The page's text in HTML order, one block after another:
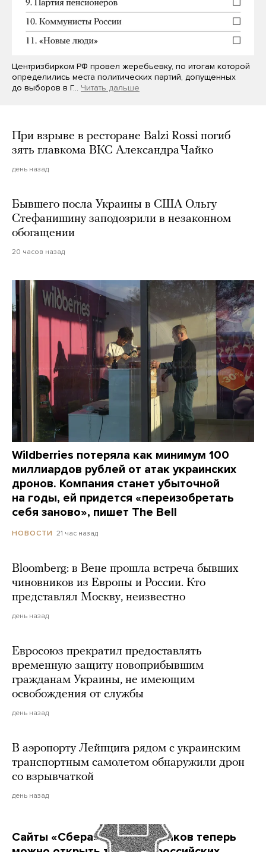
Центризбирком РФ провел жеребьевку, по итогам которой
определились места политических партий, допущенных
до выборов в Г… Читать дальше
При взрыве в ресторане Balzi Rossi погиб
зять главкома ВКС Александра Чайко
день назад
Бывшего посла Украины в США Ольгу
Стефанишину заподозрили в незаконном
обогащении
20 часов назад
Wildberries потеряла как минимум 100
миллиардов рублей от атак украинских
дронов. Компания станет убыточной
на годы, ей придется «переизобретать
себя заново», пишет The Bell
НОВОСТИ 21 час назад
Bloomberg: в Вене прошла встреча бывших
чиновников из Европы и России. Кто
представлял Москву, неизвестно
день назад
Евросоюз прекратил предоставлять
временную защиту новоприбывшим
гражданам Украины, не имеющим
освобождения от службы
день назад
В аэропорту Лейпцига рядом с украинским
транспортным самолетом обнаружили дрон
со взрывчаткой
день назад
Сайты «Сбера» и других банков теперь